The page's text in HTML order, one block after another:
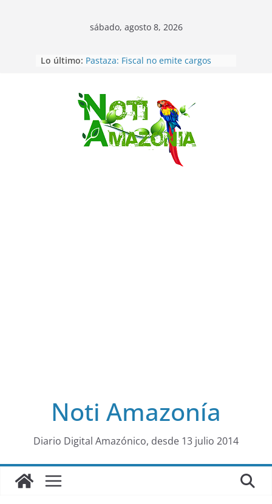
Saltar
al
sábado, agosto 8, 2026
Lo último: Pastaza: Fiscal no emite cargos
con una menor de10 años en
frontera sur
Napo: presunto sicariato en cantón
Archidona
Ecuador: dos jóvenes de 22 años
desaparecidos fueron encontrados
muertos en Puerto lopez
Noti Amazonía
Diario Digital Amazónico, desde 13 julio 2014